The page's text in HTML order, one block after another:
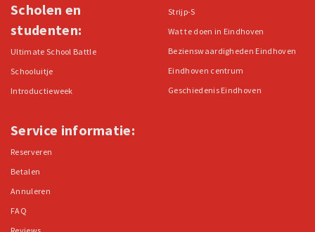
Scholen en
studenten:
Ultimate School Battle
Schooluitje
Introductieweek
Strijp-S
Wat te doen in Eindhoven
Bezienswaardigheden Eindhoven
Eindhoven centrum
Geschiedenis Eindhoven
Service informatie:
Reserveren
Betalen
Annuleren
FAQ